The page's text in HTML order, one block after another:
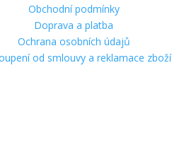
Obchodní podmínky
Doprava a platba
Ochrana osobních údajů
od smlouvy a reklamace zboží